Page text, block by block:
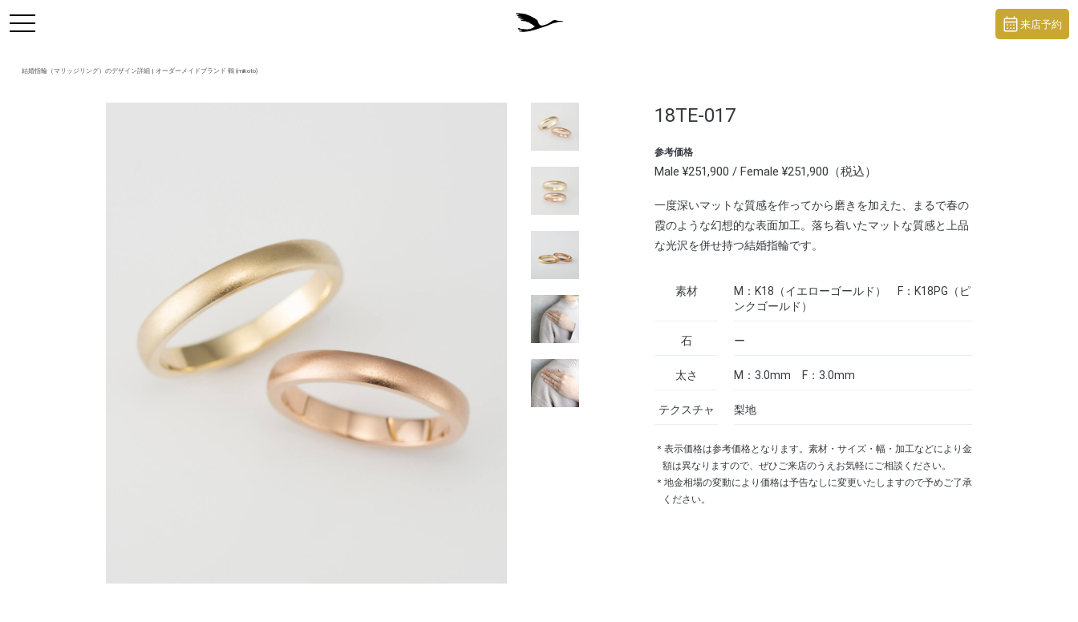
結婚指輪（マリッジリング）のデザイン詳細 | オーダーメイドブランド 鶴 (mikoto)
toggle
navigation
来店予約
18TE-017
参考価格
Male ¥251,900 / Female ¥251,900（税込）
一度深いマットな質感を作ってから磨きを加えた、まるで春の
霞のような幻想的な表面加工。落ち着いたマットな質感と上品
な光沢を併せ持つ結婚指輪です。
素材
M：K18（イエローゴールド） F：K18PG（ピ
ンクゴールド）
石 ー
太さ M：3.0mm F：3.0mm
テクスチャ 梨地
＊表示価格は参考価格となります。素材・サイズ・幅・加工などにより金
額は異なりますので、ぜひご来店のうえお気軽にご相談ください。
＊地金相場の変動により価格は予告なしに変更いたしますので予めご了承
ください。